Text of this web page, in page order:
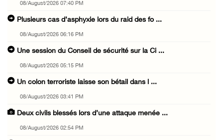
08/August/2026 07:40 PM
Plusieurs cas d’asphyxie lors du raid des fo ...
08/August/2026 06:16 PM
Une session du Conseil de sécurité sur la Ci ...
08/August/2026 05:15 PM
Un colon terroriste laisse son bétail dans l ...
08/August/2026 03:41 PM
Deux civils blessés lors d’une attaque menée ...
08/August/2026 02:54 PM